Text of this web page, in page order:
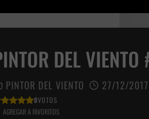
DEL VIENTO
PINTOR DEL VIENTO 27/12/2017
8VOTOS
AGREGAR A FAVORITOS